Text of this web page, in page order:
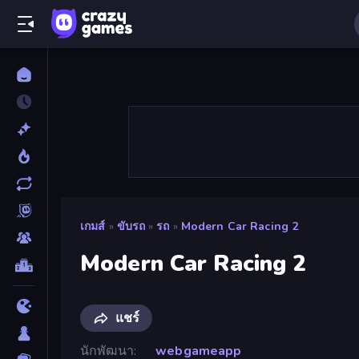
เกมส์ » ขับรถ » รถ » Modern Car Racing 2
Modern Car Racing 2
แชร์
นักพัฒนา
webgameapp